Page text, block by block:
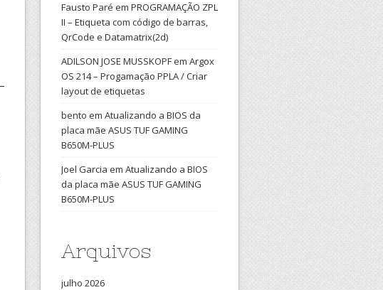
Fausto Paré em PROGRAMAÇÃO ZPL
II – Etiqueta com código de barras,
QrCode e Datamatrix(2d)
ADILSON JOSE MUSSKOPFem Argox
OS 214 – Progamação PPLA / Criar
layout de etiquetas
bento em Atualizando a BIOS da
placa mãe ASUS TUF GAMING
B650M-PLUS
Joel Garcia em Atualizando a BIOS
da placa mãe ASUS TUF GAMING
B650M-PLUS
Arquivos
julho 2026